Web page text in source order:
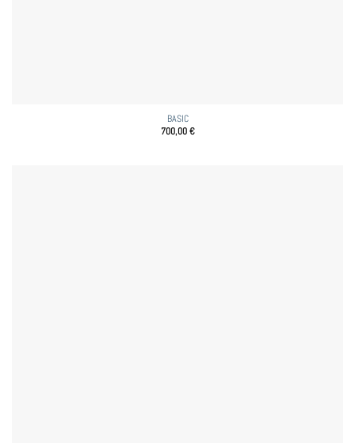
BASIC
700,00€